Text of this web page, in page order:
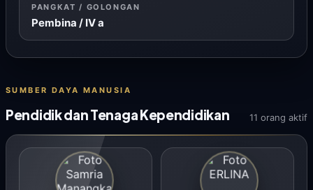
PANGKAT / GOLONGAN
Pembina / IV a
SUMBER DAYA MANUSIA
Pendidik dan Tenaga Kependidikan 11 orang aktif